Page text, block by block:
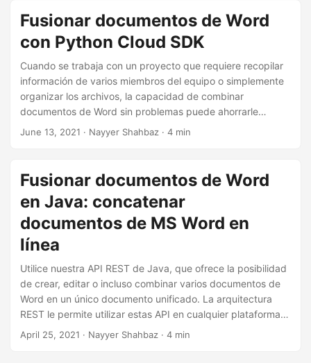
Entonces, para tener una solución más viable, discutiremos
los detalles de cómo combinar documentos de Word
usando Java SDK.
Fusionar documentos de Word
con Python Cloud SDK
Cuando se trabaja con un proyecto que requiere recopilar
información de varios miembros del equipo o simplemente
organizar los archivos, la capacidad de combinar
documentos de Word sin problemas puede ahorrarle
tiempo y esfuerzo valiosos. En este artículo, exploraremos
June 13, 2021 · Nayyer Shahbaz · 4 min
Fusionar documentos de Word
en Java: concatenar
documentos de MS Word en
línea
Utilice nuestra API REST de Java, que ofrece la posibilidad
de crear, editar o incluso combinar varios documentos de
Word en un único documento unificado. La arquitectura
REST le permite utilizar estas API en cualquier plataforma y
combinar los documentos de Word.
April 25, 2021 · Nayyer Shahbaz · 4 min